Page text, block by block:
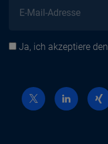
E-Mail-Adresse
Datenschutz
Ja, ich akzeptiere den